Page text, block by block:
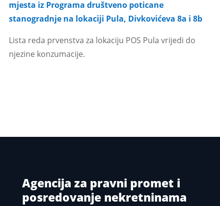
mjesta iz Programa društveno poticane
stanogradnje na lokaciji Pula, Divkovićeva 8a i 8b
Lista reda prvenstva za lokaciju POS Pula vrijedi do
njezine konzumacije.
Agencija za pravni promet i
posredovanje nekretninama